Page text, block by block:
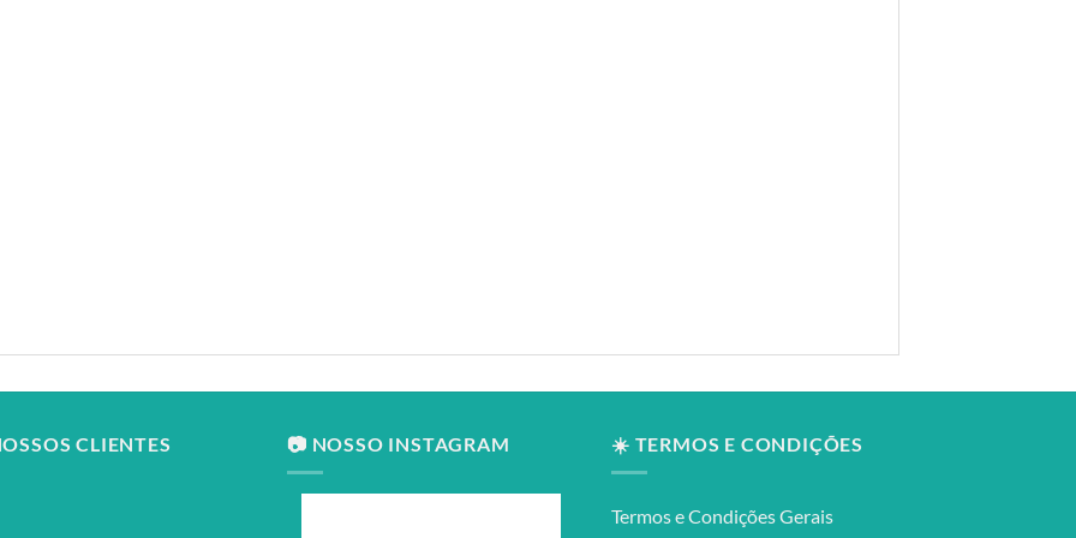
CLIENTES 📷 NOSSO INSTAGRAM ☀️ TERMOS E CONDIÇÕES
Termos e Condições Gerais